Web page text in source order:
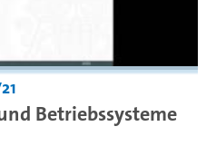
Betriebssysteme